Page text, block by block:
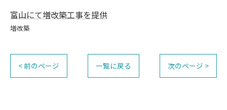
富山にて増改築工事を提供
増改築
< 前のページ 一覧に戻る 次のページ >